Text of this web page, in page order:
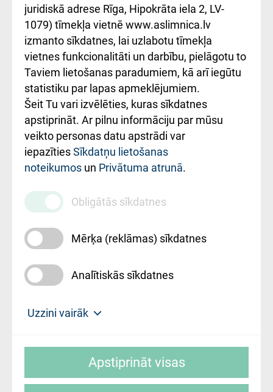
kārtība
Kā pie mums nokļūt
Rēķinu apmaksas
ceļvedis
Rekvizīti un
ārstniecības
iestādes kods
010000234
Maksas
pakalpojumu
cenrādis
Україною
juridiskā adrese Rīga, Hipokrāta iela 2, LV-
1079) tīmekļa vietnē www.aslimnica.lv
izmanto sīkdatnes, lai uzlabotu tīmekļa
vietnes funkcionalitāti un darbību, pielāgotu to
Taviem lietošanas paradumiem, kā arī iegūtu
statistiku par lapas apmeklējumiem.
Šeit Tu vari izvēlēties, kuras sīkdatnes
apstiprināt. Ar pilnu informāciju par mūsu
veikto personas datu apstrādi var
iepazītiesSīkdatņu lietošanas
noteikumos un Privātuma atrunā.
Obligātās sīkdatnes
Mērķa (reklāmas) sīkdatnes
Analītiskās sīkdatnes
Uzzini vairāk
slimnīca, turpmāk – Pārzinis, sīkdatņu
Apstiprināt visas